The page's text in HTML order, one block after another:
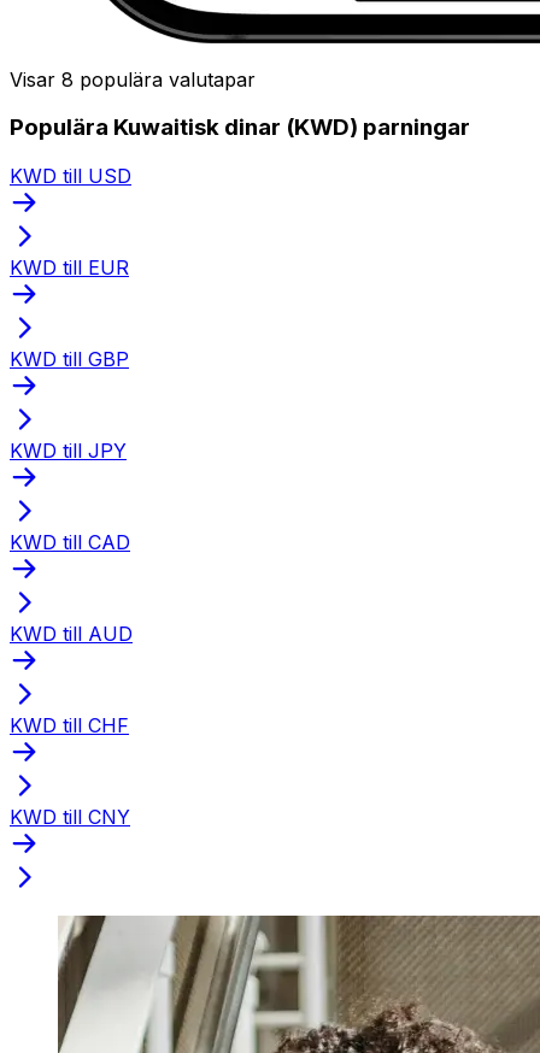
Visar 8 populära valutapar
Populära Kuwaitisk dinar (KWD) parningar
KWD till USD
KWD till EUR
KWD till GBP
KWD till JPY
KWD till CAD
KWD till AUD
KWD till CHF
KWD till CNY